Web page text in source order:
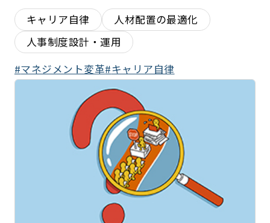
キャリア自律
人材配置の最適化
人事制度設計・運用
マネジメント変革 キャリア自律